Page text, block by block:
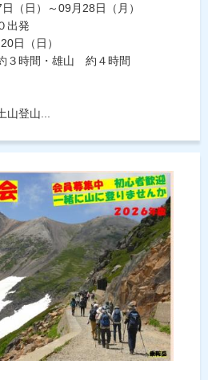
（日）～09月28日（月）
出発
日（日）
時間・雄山 約４時間
山登山...